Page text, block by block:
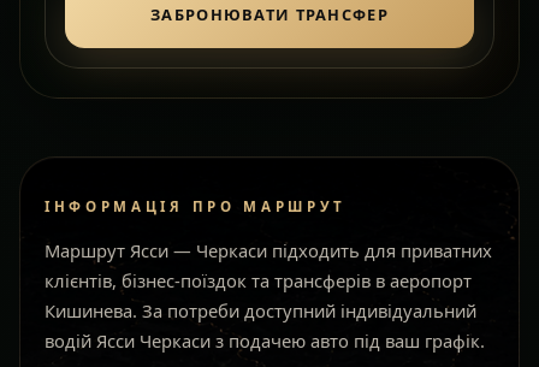
ЗАБРОНЮВАТИ ТРАНСФЕР
ІНФОРМАЦІЯ ПРО МАРШРУТ
Маршрут Ясси — Черкаси підходить для приватних
клієнтів, бізнес-поїздок та трансферів в аеропорт
Кишинева. За потреби доступний індивідуальний
водій Ясси Черкаси з подачею авто під ваш графік.